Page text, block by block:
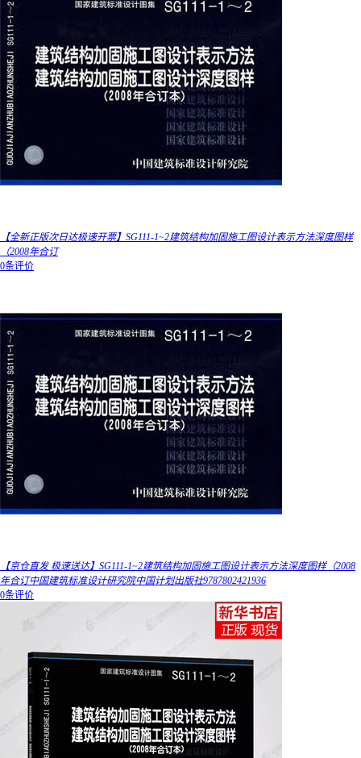
【全新正版次日达极速开票】SG111-1~2建筑结构加固施工图设计表示方法深度图样
（2008年合订
0条评价
【京仓直发 极速送达】SG111-1~2建筑结构加固施工图设计表示方法深度图样（2008
年合订中国建筑标准设计研究院中国计划出版社9787802421936
0条评价